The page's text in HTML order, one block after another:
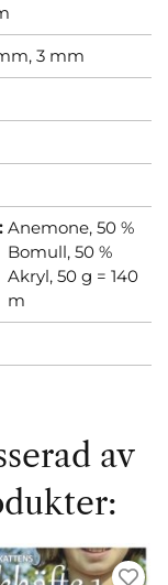
3 mm
Anemone, 50 %
Bomull, 50 %
Akryl, 50 g = 140
m
av